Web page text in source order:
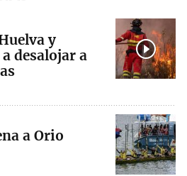
y
desalojar a
a Orio